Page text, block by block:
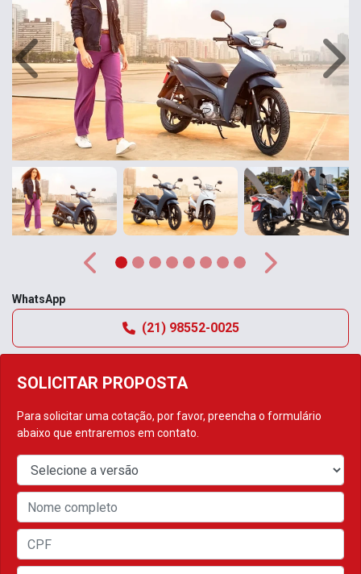
SOLICITAR PROPOSTA
Para solicitar uma cotação, por favor, preencha o formulário
abaixo que entraremos em contato.
Anterior
Anterior Próximo
WhatsApp
(21) 98552-0025